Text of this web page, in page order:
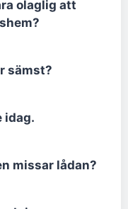
olaglig att
sämst?
idag.
missar lådan?